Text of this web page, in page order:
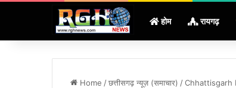
होम रायगढ़
Home /छत्तीसगढ़ न्यूज़ (समाचार) /Chhattisgarh